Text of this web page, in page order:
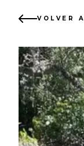
VOLVER